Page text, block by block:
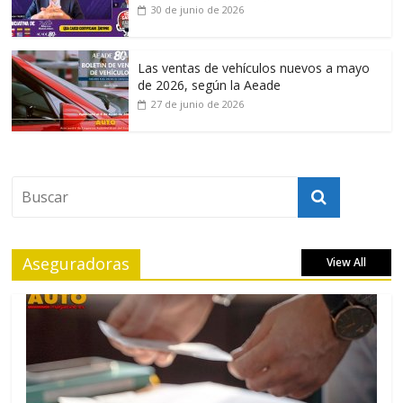
30 de junio de 2026
Las ventas de vehículos nuevos a mayo
de 2026, según la Aeade
27 de junio de 2026
Aseguradoras View All